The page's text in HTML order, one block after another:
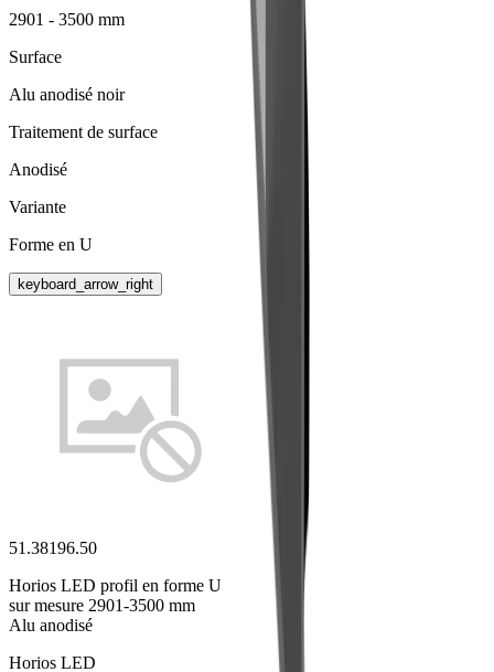
2901 - 3500 mm
Surface
Alu anodisé noir
Traitement de surface
Anodisé
Variante
Forme en U
keyboard_arrow_right
51.38196.50
Horios LED profil en forme U
sur mesure 2901-3500 mm
Alu anodisé
Horios LED